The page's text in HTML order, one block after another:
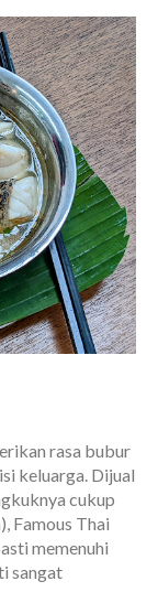
rasa bubur
keluarga. Dijual
cukup
Famous Thai
memenuhi
sangat